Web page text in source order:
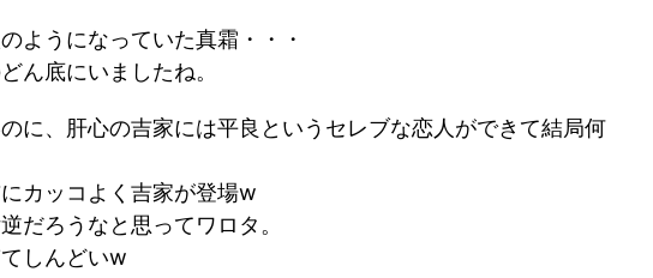
ようになっていた真霜・・・
ん底にいましたね。
に、肝心の吉家には平良というセレブな恋人ができて結局何
カッコよく吉家が登場w
だろうなと思ってワロタ。
しんどいw